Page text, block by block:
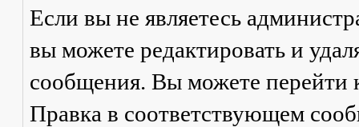
Если вы не являетесь
вы можете редактировать и
сообщения. Вы можете перейти
Правка в соответствующем